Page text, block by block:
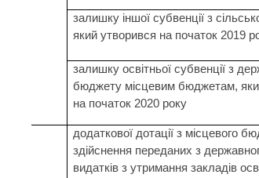
залишку іншої субвенції з
який утворився на початок 2019
залишку освітньої субвенції з
бюджету місцевим бюджетам,
на початок 2020 року
додаткової дотації з місцевого
здійснення переданих з
видатків з утримання закладів